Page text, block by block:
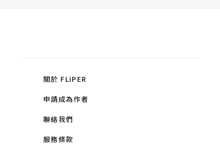
關於 FLiPER
申請成為作者
聯絡我們
服務條款